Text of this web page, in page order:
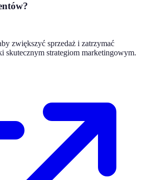
zwiększyć sprzedaż i zatrzymać
skutecznym strategiom marketingowym.